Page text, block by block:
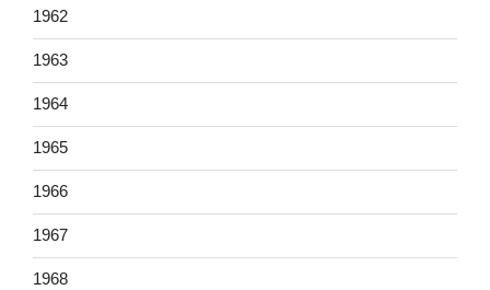
1962
1963
1964
1965
1966
1967
1968